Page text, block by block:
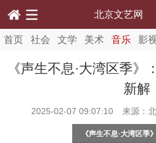
北京文艺网
首页 社会 文学 美术 音乐 影
《声生不息·大湾区季
新解
2025-02-07 09:07:10 来源：
《声生不息·大湾区季》